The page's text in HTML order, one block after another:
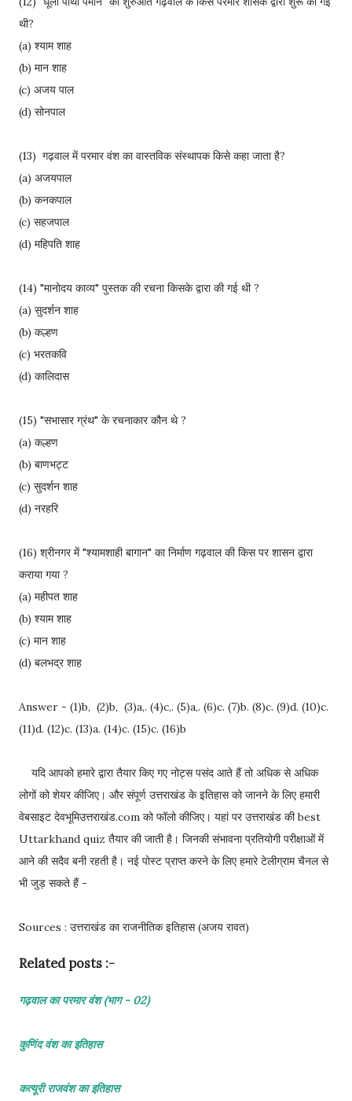
थी?
(a) श्याम शाह
(b) मान शाह
(c) अजय पाल
(d) सोनपाल
(13) गढ़वाल में परमार वंश का वास्तविक संस्थापक किसे कहा जाता है?
(a) अजयपाल
(b) कनकपाल
(c) सहजपाल
(d) महिपति शाह
(14) "मानोदय काव्य" पुस्तक की रचना किसके द्वारा की गई थी ?
(a) सुदर्शन शाह
(b) कल्हण
(c) भरतकवि
(d) कालिदास
(15) "सभासार ग्रंथ" के रचनाकार कौन थे ?
(a) कल्हण
(b) बाणभट्ट
(c) सुदर्शन शाह
(d) नरहरि
(16) श्रीनगर में "श्यामशाही बागान" का निर्माण गढ़वाल की किस पर शासन द्वारा
कराया गया ?
(a) महीपत शाह
(b) श्याम शाह
(c) मान शाह
(d) बलभद्र शाह
Answer - (1)b, (2)b, (3)a,. (4)c,. (5)a,. (6)c. (7)b. (8)c. (9)d. (10)c.
(11)d. (12)c. (13)a. (14)c. (15)c. (16)b
यदि आपको हमारे द्वारा तैयार किए गए नोट्स पसंद आते हैं तो अधिक से अधिक
लोगों को शेयर कीजिए। और संपूर्ण उत्तराखंड के इतिहास को जानने के लिए हमारी
वेबसाइट देवभूमिउत्तराखंड.com को फॉलो कीजिए। यहां पर उत्तराखंड की best
Uttarkhand quiz तैयार की जाती है। जिनकी संभावना प्रतियोगी परीक्षाओं में
आने की सदैव बनी रहती है। नई पोस्ट प्राप्त करने के लिए हमारे टेलीग्राम चैनल से
भी जुड़ सकते हैं -
Sources : उत्तराखंड का राजनीतिक इतिहास (अजय रावत)
Related posts :-
गढ़वाल का परमार वंश (भाग - 02)
कुणिंद वंश का इतिहास
कत्यूरी राजवंश का इतिहास